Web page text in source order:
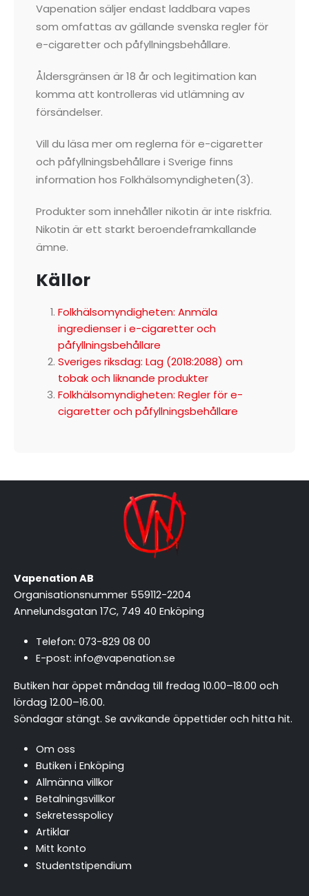
Vapenation säljer endast laddbara vapes
som omfattas av gällande svenska regler för
e-cigaretter och påfyllningsbehållare.
Åldersgränsen är 18 år och legitimation kan
komma att kontrolleras vid utlämning av
försändelser.
Vill du läsa mer om reglerna för e-cigaretter
och påfyllningsbehållare i Sverige finns
information hos Folkhälsomyndigheten(3).
Produkter som innehåller nikotin är inte riskfria.
Nikotin är ett starkt beroendeframkallande
ämne.
Källor
Folkhälsomyndigheten: Anmäla
ingredienser i e-cigaretter och
påfyllningsbehållare
Sveriges riksdag: Lag (2018:2088) om
tobak och liknande produkter
Folkhälsomyndigheten: Regler för e-
cigaretter och påfyllningsbehållare
Vapenation AB
Organisationsnummer 559112-2204
Annelundsgatan 17C, 749 40 Enköping
Telefon: 073-829 08 00
E-post: info@vapenation.se
Butiken har öppet måndag till fredag 10.00–18.00 och
lördag 12.00–16.00.
Söndagar stängt. Se avvikande öppettider och hitta hit.
Om oss
Butiken i Enköping
Allmänna villkor
Betalningsvillkor
Sekretesspolicy
Artiklar
Mitt konto
Studentstipendium